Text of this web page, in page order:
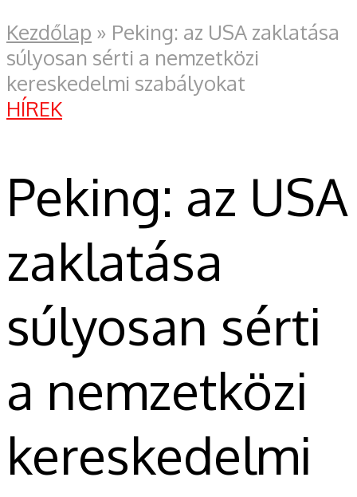
Kezdőlap » Peking: az USA zaklatása
súlyosan sérti a nemzetközi
kereskedelmi szabályokat
HÍREK
Peking: az USA
zaklatása
súlyosan sérti
a nemzetközi
kereskedelmi